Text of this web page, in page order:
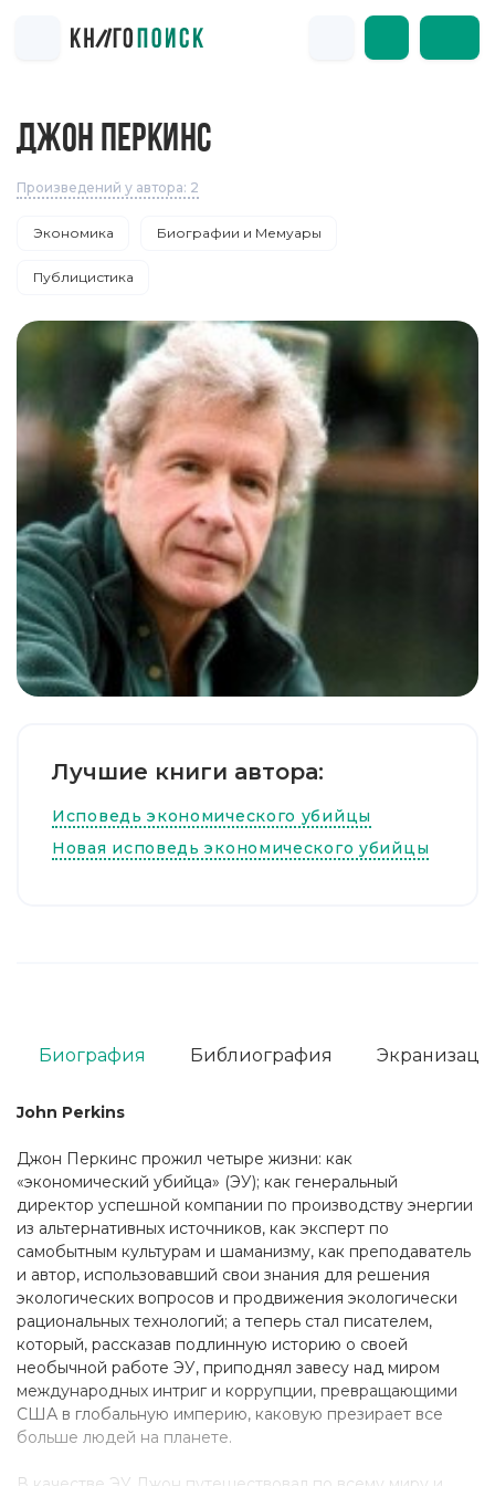
ДЖОН ПЕРКИНС
Произведений у автора: 2
Экономика Биографии и Мемуары
Публицистика
Лучшие книги автора:
Исповедь экономического убийцы
Новая исповедь экономического убийцы
John Perkins
Джон Перкинс прожил четыре жизни: как
«экономический убийца» (ЭУ); как генеральный
директор успешной компании по производству энергии
из альтернативных источников, как эксперт по
самобытным культурам и шаманизму, как преподаватель
и автор, использовавший свои знания для решения
экологических вопросов и продвижения экологически
рациональных технологий; а теперь стал писателем,
который, рассказав подлинную историю о своей
необычной работе ЭУ, приподнял завесу над миром
международных интриг и коррупции, превращающими
США в глобальную империю, каковую презирает все
больше людей на планете.
Биография Библиография